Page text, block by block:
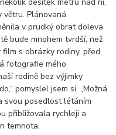
větru. Plánovaná
v prudký obrat doleva
bude mnohem tvrdší, než
s obrázky rodiny, před
fotografie mého
rodině bez výjimky
pomyslel jsem si. „Možná
svou posedlost létáním
přibližovala rychleji a
temnota.